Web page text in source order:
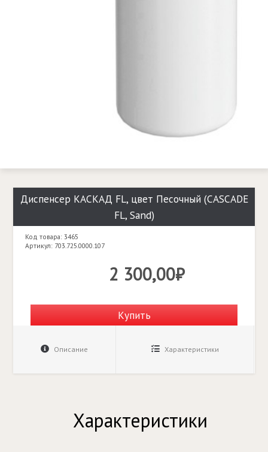
Диспенсер КАСКАД FL, цвет Песочный (CASCADE
FL, Sand)
Код товара: 3465
Артикул: 703.725.0000.107
2 300,00₽
Купить
Описание Характеристики
Характеристики